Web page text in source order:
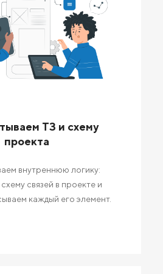
ТЗ и схему
проекта
внутреннюю логику:
связей в проекте и
каждый его элемент.